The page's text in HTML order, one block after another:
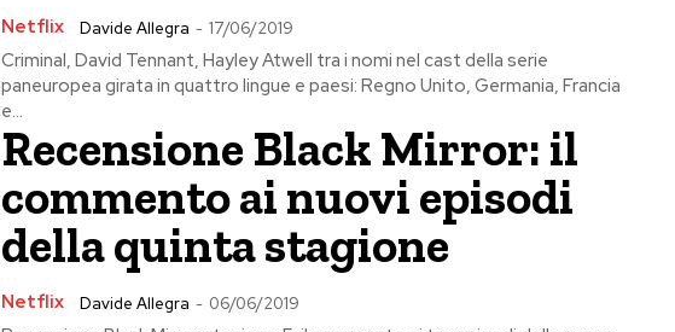
Netflix Davide Allegra - 17/06/2019
Criminal, David Tennant, Hayley Atwell tra i nomi nel cast della serie
paneuropea girata in quattro lingue e paesi: Regno Unito, Germania, Francia
e...
Recensione Black Mirror: il
commento ai nuovi episodi
della quinta stagione
Netflix Davide Allegra - 06/06/2019